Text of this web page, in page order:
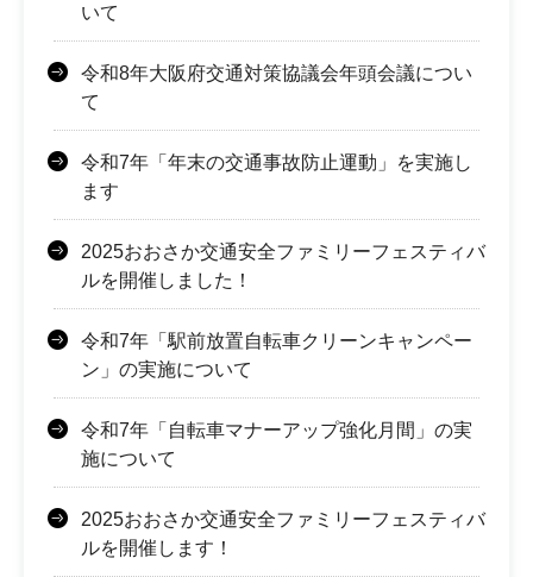
いて
令和8年大阪府交通対策協議会年頭会議につい
て
令和7年「年末の交通事故防止運動」を実施し
ます
2025おおさか交通安全ファミリーフェスティバ
ルを開催しました！
令和7年「駅前放置自転車クリーンキャンペー
ン」の実施について
令和7年「自転車マナーアップ強化月間」の実
施について
2025おおさか交通安全ファミリーフェスティバ
ルを開催します！